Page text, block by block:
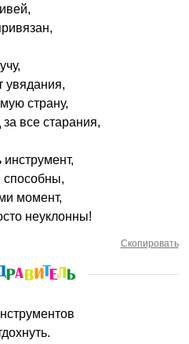
увядания,
страну,
все старания,
инструмент,
способны,
момент,
неуклонны!
Скопировать